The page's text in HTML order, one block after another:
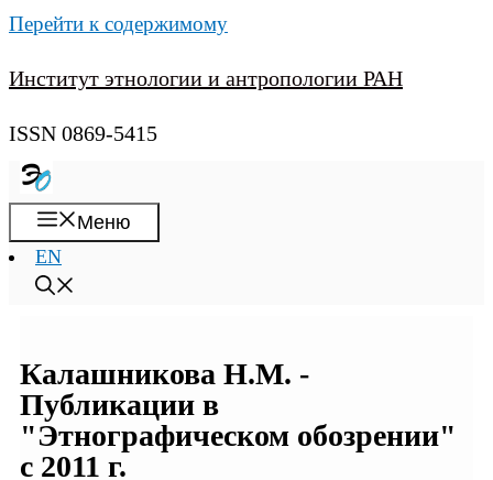
Перейти к содержимому
Институт этнологии и антропологии РАН
ISSN 0869-5415
Меню
EN
Калашникова Н.М. -
Публикации в
"Этнографическом обозрении"
с 2011 г.